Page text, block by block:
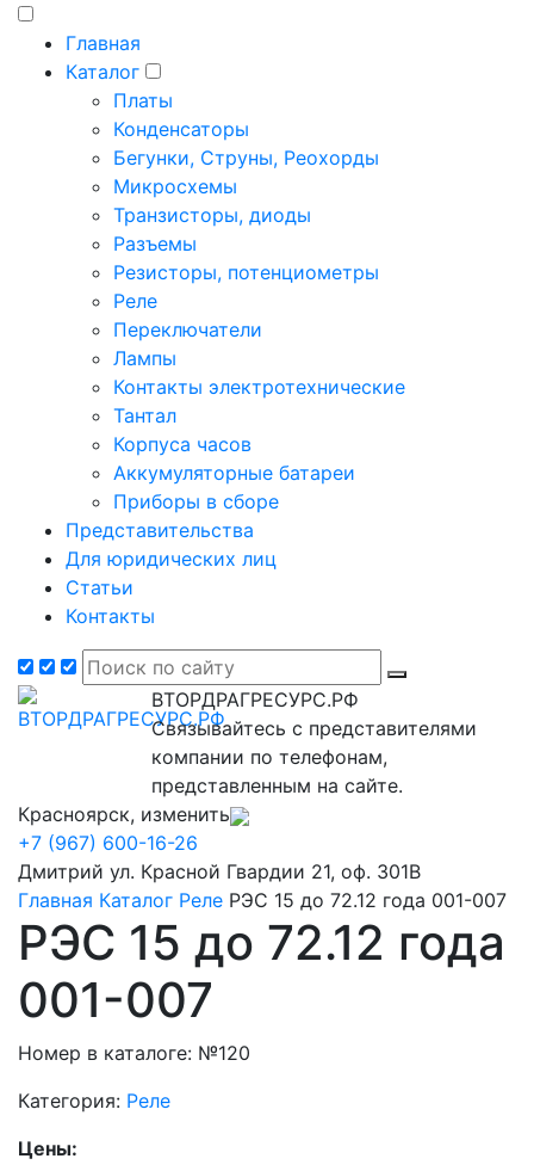
Главная
Каталог
Платы
Конденсаторы
Бегунки, Струны, Реохорды
Микросхемы
Транзисторы, диоды
Разъемы
Резисторы, потенциометры
Реле
Переключатели
Лампы
Контакты электротехнические
Тантал
Корпуса часов
Аккумуляторные батареи
Приборы в сборе
Представительства
Для юридических лиц
Статьи
Контакты
ВТОРДРАГРЕСУРС.РФ
Связывайтесь с представителями
компании по телефонам,
представленным на сайте.
Красноярск, изменить
+7 (967) 600-16-26
Дмитрий ул. Красной Гвардии 21, оф. 301В
Главная Каталог Реле РЭС 15 до 72.12 года 001-007
РЭС 15 до 72.12 года
001-007
Номер в каталоге: №120
Категория: Реле
Цены: